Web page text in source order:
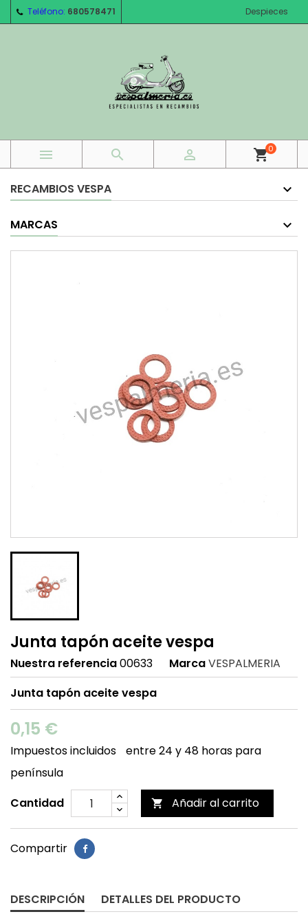
Teléfono: 680578471 Despieces
   shopping_cart0
RECAMBIOS VESPA
MARCAS
Junta tapón aceite vespa
Nuestra referencia00633 MarcaVESPALMERIA
Junta tapón aceite vespa
0,15 €
Impuestos incluidos
entre 24 y 48 horas para
península
Cantidad
 Añadir al carrito
Compartir
DESCRIPCIÓN DETALLES DEL PRODUCTO